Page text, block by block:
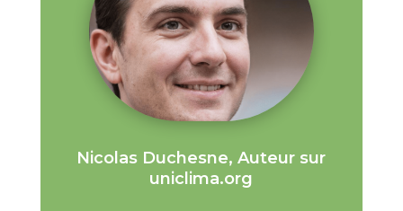
Nicolas Duchesne, Auteur sur
uniclima.org